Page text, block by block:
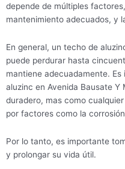
depende de múltiples
mantenimiento adecuados, y
En general, un techo de
puede perdurar hasta
mantiene adecuadamente.
aluzinc en Avenida Bausate
duradero, mas como
por factores como la
Por lo tanto, es importante
y prolongar su vida útil.